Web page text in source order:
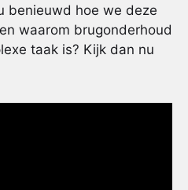
benieuwd hoe we deze
waarom brugonderhoud
taak is? Kijk dan nu